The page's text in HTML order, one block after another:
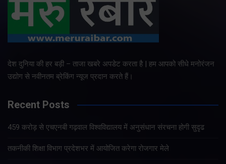
देश दुनिया की हर बड़ी – ताजा खबरे अपडेट करता है | हम आपको सीधे मनोरंजन
उद्योग से नवीनतम ब्रेकिंग न्यूज प्रदान करते हैं।
Recent Posts
459 करोड़ से एचएनबी गढ़वाल विश्वविद्यालय में अनुसंधान संरचना होगी सुदृढ
तकनीकी शिक्षा विभाग प्रदेशभर में आयोजित करेगा रोजगार मेले